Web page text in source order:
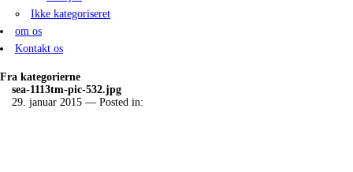
Ikke kategoriseret
om os
Kontakt os
Fra kategorierne
sea-1113tm-pic-532.jpg
29. januar 2015 — Posted in: